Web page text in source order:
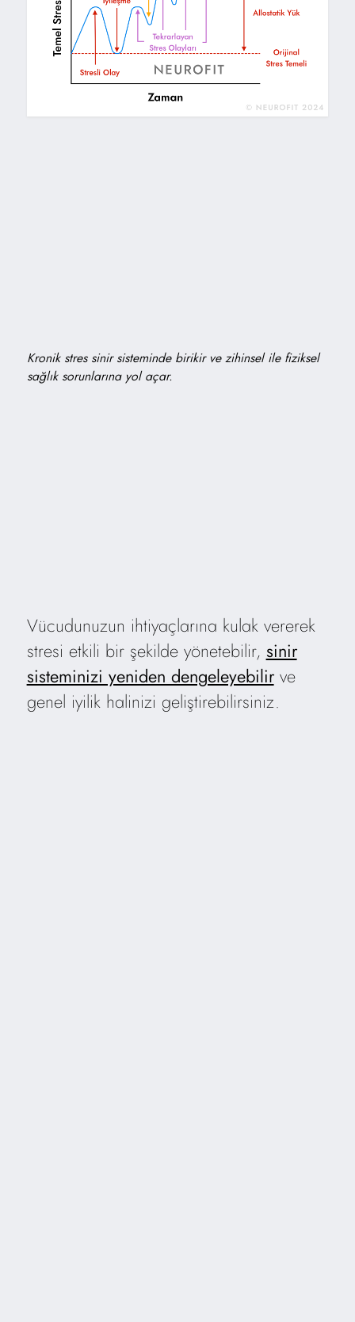
Kronik stres sinir sisteminde birikir ve zihinsel ile fiziksel
sağlık sorunlarına yol açar.
Vücudunuzun ihtiyaçlarına kulak vererek
stresi etkili bir şekilde yönetebilir, sinir
sisteminizi yeniden dengeleyebilirve
genel iyilik halinizi geliştirebilirsiniz.